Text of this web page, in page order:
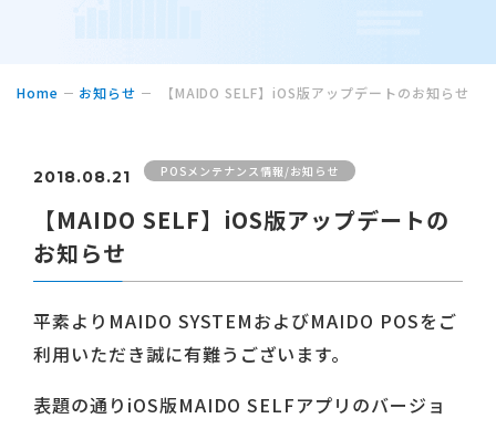
Home お知らせ 【MAIDO SELF】iOS版アップデートのお知らせ
2018.08.21 POSメンテナンス情報/お知らせ
【MAIDO SELF】iOS版アップデートの
お知らせ
平素よりMAIDO SYSTEMおよびMAIDO POSをご
利用いただき誠に有難うございます。
表題の通りiOS版MAIDO SELFアプリのバージョ